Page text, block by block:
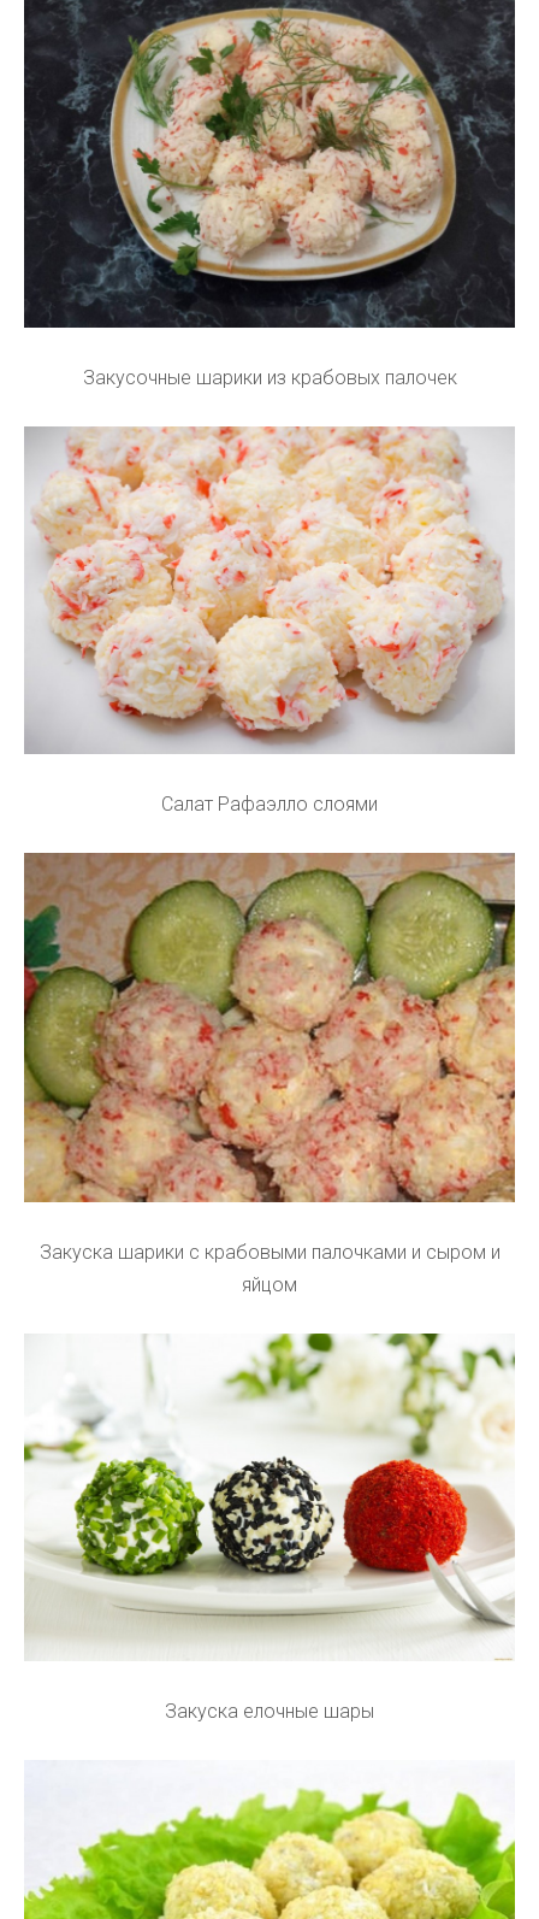
Закусочные шарики из крабовых палочек
Салат Рафаэлло слоями
Закуска шарики с крабовыми палочками и сыром и
яйцом
Закуска елочные шары